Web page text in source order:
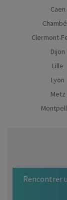
Caen
Clermont-
Dijon
Lille
Lyon
Metz
Rencontrer